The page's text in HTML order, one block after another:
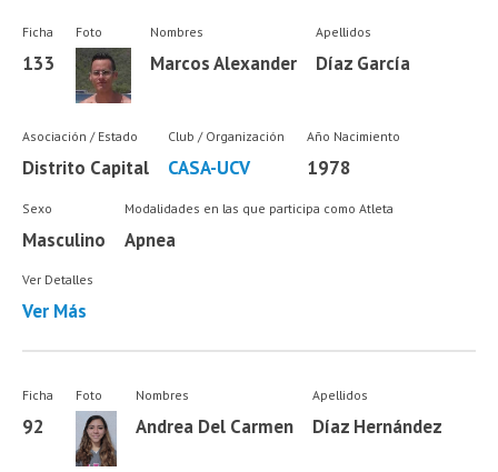
Ficha
133
Foto Nombres
Marcos Alexander
Apellidos
Díaz García
Asociación / Estado
Distrito Capital
Club / Organización
CASA-UCV
Año Nacimiento
1978
Sexo
Masculino
Modalidades en las que participa como Atleta
Apnea
Ver Detalles
Ver Más
Ficha
92
Foto Nombres
Andrea Del Carmen
Apellidos
Díaz Hernández